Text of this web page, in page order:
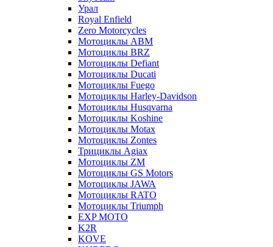
Урал
Royal Enfield
Zero Motorcycles
Мотоциклы ABM
Мотоциклы BRZ
Мотоциклы Defiant
Мотоциклы Ducati
Мотоциклы Fuego
Мотоциклы Harley-Davidson
Мотоциклы Husqvarna
Мотоциклы Koshine
Мотоциклы Motax
Мотоциклы Zontes
Трициклы Agiax
Мотоциклы ZM
Мотоциклы GS Motors
Мотоциклы JAWA
Мотоциклы RATO
Мотоциклы Triumph
EXP MOTO
K2R
KOVE